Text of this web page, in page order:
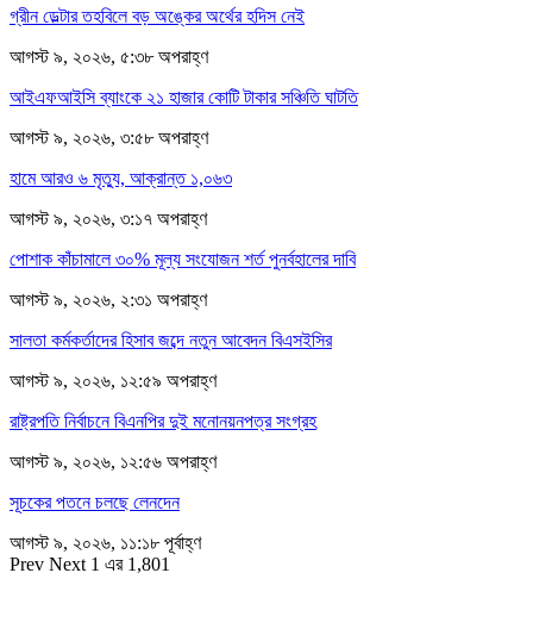
গ্রীন ডেল্টার তহবিলে বড় অঙ্কের অর্থের হদিস নেই
আগস্ট ৯, ২০২৬, ৫:৩৮ অপরাহ্ণ
আইএফআইসি ব্যাংকে ২১ হাজার কোটি টাকার সঞ্চিতি ঘাটতি
আগস্ট ৯, ২০২৬, ৩:৫৮ অপরাহ্ণ
হামে আরও ৬ মৃত্যু, আক্রান্ত ১,০৬৩
আগস্ট ৯, ২০২৬, ৩:১৭ অপরাহ্ণ
পোশাক কাঁচামালে ৩০% মূল্য সংযোজন শর্ত পুনর্বহালের দাবি
আগস্ট ৯, ২০২৬, ২:৩১ অপরাহ্ণ
সালতা কর্মকর্তাদের হিসাব জব্দে নতুন আবেদন বিএসইসির
আগস্ট ৯, ২০২৬, ১২:৫৯ অপরাহ্ণ
রাষ্ট্রপতি নির্বাচনে বিএনপির দুই মনোনয়নপত্র সংগ্রহ
আগস্ট ৯, ২০২৬, ১২:৫৬ অপরাহ্ণ
সূচকের পতনে চলছে লেনদেন
আগস্ট ৯, ২০২৬, ১১:১৮ পূর্বাহ্ণ
Prev Next 1 এর 1,801